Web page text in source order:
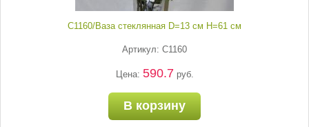
С1160/Ваза стеклянная D=13 см H=61 см
Артикул: С1160
Цена: 590.7 руб.
В корзину